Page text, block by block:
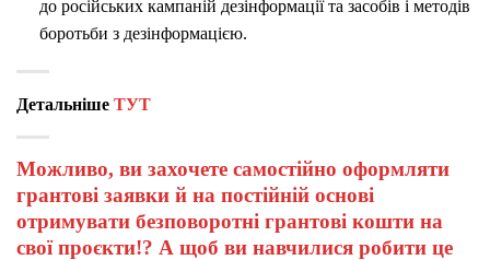
до російських кампаній дезінформації та засобів і методів
боротьби з дезінформацією.
Детальніше ТУТ
Можливо, ви захочете самостійно оформляти
грантові заявки й на постійній основі
отримувати безповоротні грантові кошти на
свої проєкти!? А щоб ви навчилися робити це